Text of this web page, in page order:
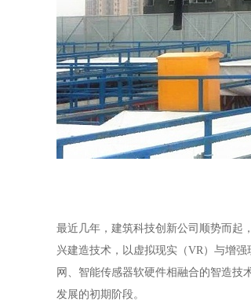
最近几年，建筑科技创新公司顺势而起
兴建造技术，以虚拟现实（VR）与增
网、智能传感器软硬件相融合的智造技
发展的初期阶段。